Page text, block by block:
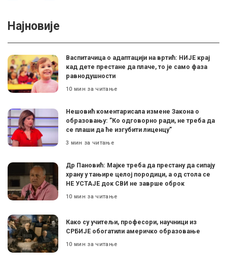
Најновије
Васпитачица о адаптацији на вртић: НИЈЕ крај
кад дете престане да плаче, то је само фаза
равнодушности
10 мин за читање
Нешовић коментарисала измене Закона о
образовању: ”Ко одговорно ради, не треба да
се плаши да ће изгубити лиценцу”
3 мин за читање
Др Пановић: Мајке треба да престану да сипају
храну у тањире целој породици, а од стола се
НЕ УСТАЈЕ док СВИ не заврше оброк
10 мин за читање
Како су учитељи, професори, научници из
СРБИЈЕ обогатили америчко образовање
10 мин за читање